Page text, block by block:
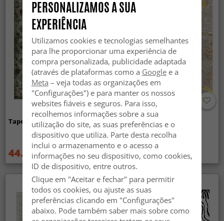
Tapete Wilton - Taknis (verde)
44.99 € 59.99 €
Tapete Wilton - Elena
(bege/dourado)
44.99 € 59.99 €
PERSONALIZAMOS A SUA
EXPERIÊNCIA
Utilizamos cookies e tecnologias semelhantes
para lhe proporcionar uma experiência de
compra personalizada, publicidade adaptada
(através de plataformas como a Googlee a
Meta – veja todas as organizações em
"Configurações") e para manter os nossos
websites fiáveis e seguros. Para isso,
recolhemos informações sobre a sua
utilização do site, as suas preferências e o
dispositivo que utiliza. Parte desta recolha
inclui o armazenamento e o acesso a
informações no seu dispositivo, como cookies,
ID de dispositivo, entre outros.
Clique em "Aceitar e fechar" para permitir
todos os cookies, ou ajuste as suas
preferências clicando em "Configurações"
abaixo. Pode também saber mais sobre como